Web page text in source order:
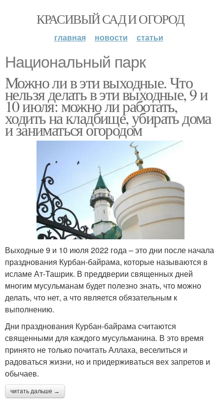
КРАСИВЫЙ САД И ОГОРОД
главная новости статьи
Национальный парк
Можно ли в эти выходные. Что
нельзя делать в эти выходные, 9 и
10 июля: можно ли работать,
ходить на кладбище, убирать дома
и заниматься огородом
Выходные 9 и 10 июля 2022 года – это дни после начала
празднования Курбан-байрама, которые называются в
исламе Ат-Ташрик. В преддверии священных дней
многим мусульманам будет полезно знать, что можно
делать, что нет, а что является обязательным к
выполнению.
Дни празднования Курбан-байрама считаются
священными для каждого мусульманина. В это время
принято не только почитать Аллаха, веселиться и
радоваться жизни, но и придерживаться вех запретов и
обычаев.
читать дальше →